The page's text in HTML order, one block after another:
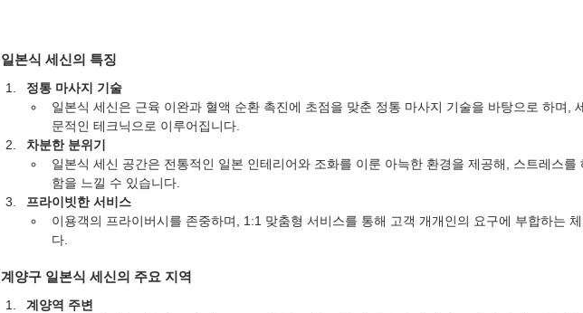
일본식 세신의 특징
정통 마사지 기술
일본식 세신은 근육 이완과 혈액 순환 촉진에 초점을 맞춘 정통 마사지 기술을 바탕으로 하며,
문적인 테크닉으로 이루어집니다.
차분한 분위기
일본식 세신 공간은 전통적인 일본 인테리어와 조화를 이룬 아늑한 환경을 제공해, 스트레스를
함을 느낄 수 있습니다.
프라이빗한 서비스
이용객의 프라이버시를 존중하며, 1:1 맞춤형 서비스를 통해 고객 개개인의 요구에 부합하는
다.
계양구 일본식 세신의 주요 지역
계양역 주변